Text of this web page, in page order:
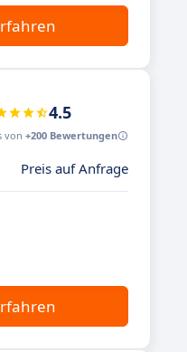
4.5
von +200 Bewertungen
Preis auf Anfrage